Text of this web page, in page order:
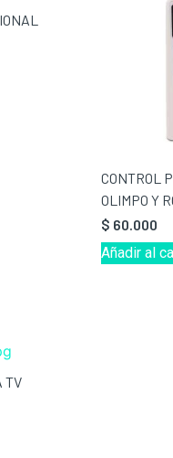
CONTROL
OLIMPO Y
$ 60.000
Añadir al
TV